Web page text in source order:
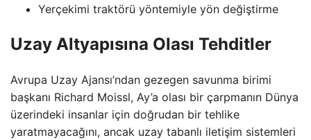
Yerçekimi traktörü yöntemiyle yön değiştirme
Uzay Altyapısına Olası Tehditler
Avrupa Uzay Ajansı’ndan gezegen savunma birimi
başkanı Richard Moissl, Ay’a olası bir çarpmanın Dünya
üzerindeki insanlar için doğrudan bir tehlike
yaratmayacağını, ancak uzay tabanlı iletişim sistemleri